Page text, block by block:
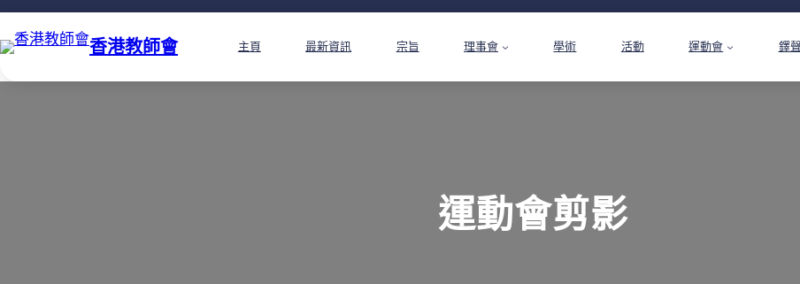
香港教師會 主頁 最新資訊 宗旨 理事會 學術 活動 運動會 鐸
運動會剪影